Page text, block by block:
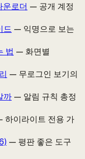
운로더 — 공개 계정
드 — 익명으로 보는
법 — 화면별
— 무로그인 보기의
까 — 알림 규칙 총정
하이라이트 전용 가
— 평판 좋은 도구